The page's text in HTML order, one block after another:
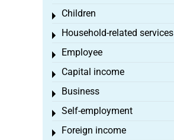
Children
Toggle menu
Household-related services
Toggle menu
Employee
Toggle menu
Capital income
Toggle menu
Business
Toggle menu
Self-employment
Toggle menu
Foreign income
Toggle menu